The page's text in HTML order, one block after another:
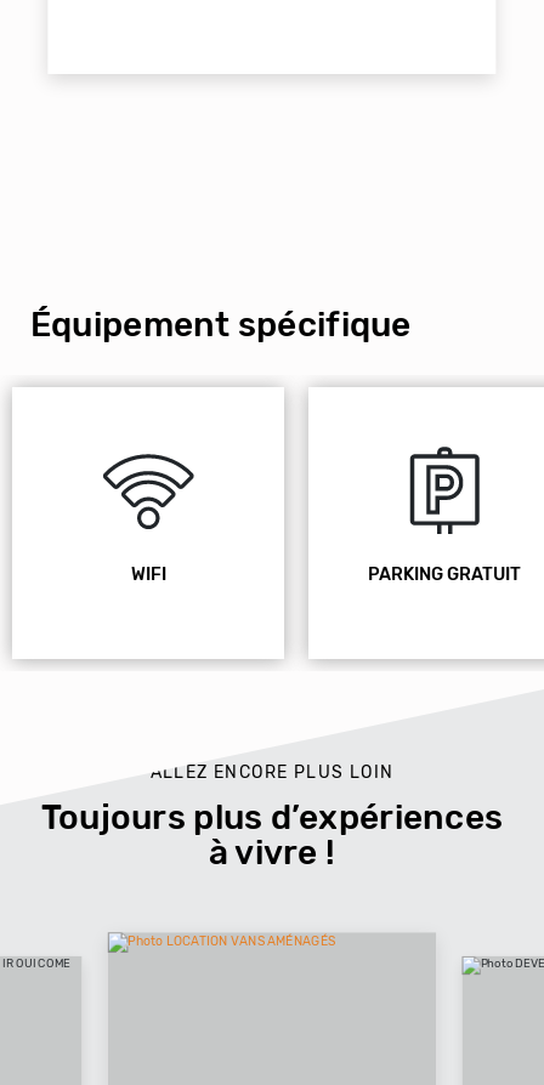
Équipement spécifique
WIFI PARKING GRATUIT
ALLEZ ENCORE PLUS LOIN
Toujours plus d’expériences
à vivre !